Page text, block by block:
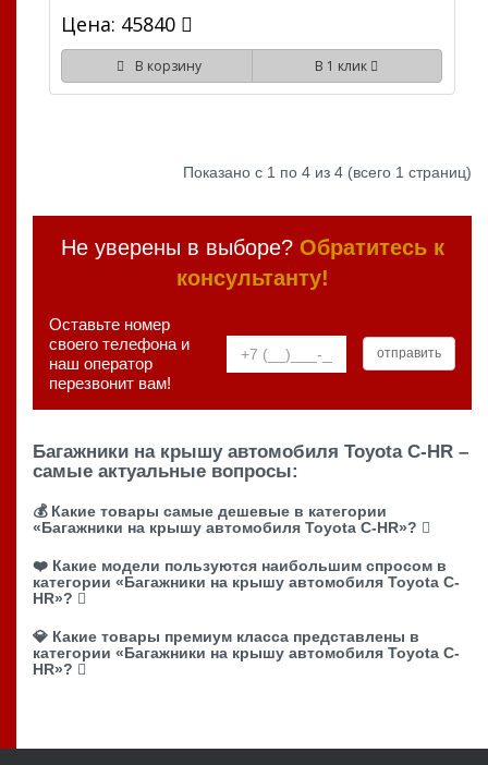
Цена: 45840
В корзину В 1 клик
Показано с 1 по 4 из 4 (всего 1 страниц)
Не уверены в выборе? Обратитесь к
консультанту!
Оставьте номер
своего телефона и
наш оператор
перезвонит вам!
Багажники на крышу автомобиля Toyota C-HR –
самые актуальные вопросы:
💰 Какие товары самые дешевые в категории
«Багажники на крышу автомобиля Toyota C-HR»?
❤️ Какие модели пользуются наибольшим спросом в
категории «Багажники на крышу автомобиля Toyota C-
HR»?
💎 Какие товары премиум класса представлены в
категории «Багажники на крышу автомобиля Toyota C-
HR»?